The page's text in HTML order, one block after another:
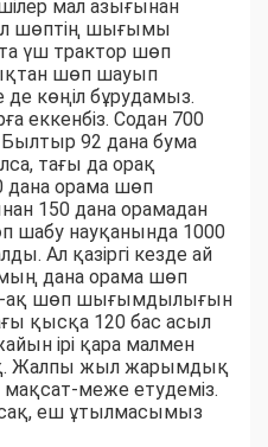
мал азығынан
шөптің шығымы
үш трактор шөп
шөп шауып
де көңіл бұрудамыз.
еккенбіз. Содан 700
Былтыр 92 дана бума
тағы да орақ
дана орама шөп
150 дана орамадан
науқанында 1000
Ал қазіргі кезде ай
дана орама шөп
ақ шөп шығымдылығын
қысқа 120 бас асыл
ірі қара малмен
Жалпы жыл жарымдық
меже етудеміз.
еш ұтылмасымыз